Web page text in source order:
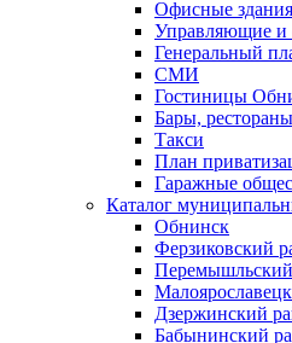
Офисные здания
Управляющие и
Генеральный
СМИ
Гостиницы
Бары,
Такси
План
Гаражные
Каталог
Обнинск
Ферзиковский
Дзержинский
Бабынинский